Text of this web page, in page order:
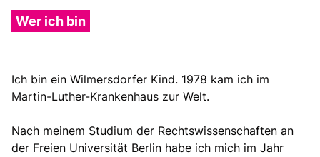
Wer ich bin
Ich bin ein Wilmersdorfer Kind. 1978 kam ich im
Martin-Luther-Krankenhaus zur Welt.
Nach meinem Studium der Rechtswissenschaften an
der Freien Universität Berlin habe ich mich im Jahr